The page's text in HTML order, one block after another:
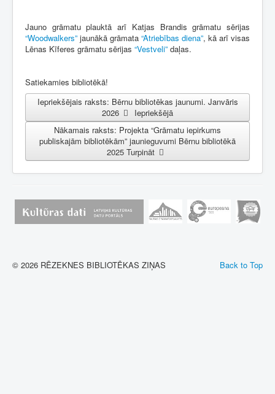
Jauno grāmatu plauktā arī Katjas Brandis grāmatu sērijas
“Woodwalkers” jaunākā grāmata “Atriebības diena”, kā arī visas
Lēnas Kīferes grāmatu sērijas “Vestveli” daļas.
Satiekamies bibliotēkā!
Iepriekšējais raksts: Bērnu bibliotēkas jaunumi. Janvāris
2026
Iepriekšējā
Nākamais raksts: Projekta “Grāmatu iepirkums
publiskajām bibliotēkām” jaunieguvumi Bērnu bibliotēkā
2025Turpināt
Back to Top
© 2026 RĒZEKNES BIBLIOTĒKAS ZIŅAS